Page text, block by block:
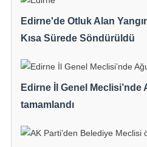
Edirne'de Otluk Alan
Kısa Sürede Söndürüldü
Edirne İl Genel
tamamlandı